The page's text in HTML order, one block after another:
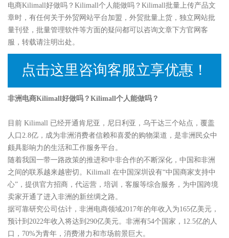
电商Kilimall好做吗？Kilimall个人能做吗？Kilimall批量上传产品文
章时，有任何关于外贸网站平台加盟，外贸批量上货，独立网站批
量刊登，批量管理软件等方面的疑问都可以咨询文章下方官网客
服，转载请注明出处。
点击这里咨询客服立享优惠！
非洲电商Kilimall好做吗？Kilimall个人能做吗？
目前 Kilimall 已经开通肯尼亚，尼日利亚，乌干达三个站点，覆盖
人口2.8亿，成为非洲消费者信赖和喜爱的购物渠道，是非洲民众中
颇具影响力的生活和工作服务平台。
随着我国一带一路政策的推进和中非合作的不断深化，中国和非洲
之间的联系越来越密切。Kilimall 在中国深圳设有“中国商家支持中
心”，提供官方招商，代运营，培训，客服等综合服务，为中国跨境
卖家开通了进入非洲的新丝绸之路。
据可靠研究公司估计，非洲电商领域2017年的年收入为165亿美元，
预计到2022年收入将达到290亿美元。非洲有54个国家，12.5亿的人
口，70%为青年，消费潜力和市场前景巨大。